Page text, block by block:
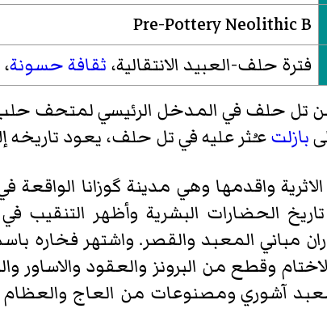
Pre-Pottery Neolithic B
فترة حلف-العبيد الانتقالية، ثقافة حسونة،
من تل حلف في المدخل الرئيسي لمتحف
بازلتعـُثر عليه في تل حلف، يعود تاريخه إلى 850–830
واقدمها وهي مدينة گوزانا الواقعة
الحضارات البشرية وأظهر التنقيب
مباني المعبد والقصر. واشتهر فخاره
وقطع من البرونز والعقود والاساور
آشوري ومصنوعات من العاج والعظام